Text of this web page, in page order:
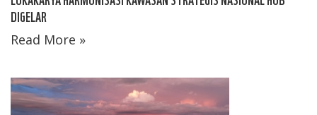
DIGELAR
Read More »